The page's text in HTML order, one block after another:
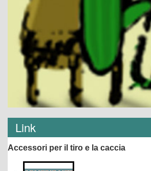
Link
Accessori per il tiro e la caccia